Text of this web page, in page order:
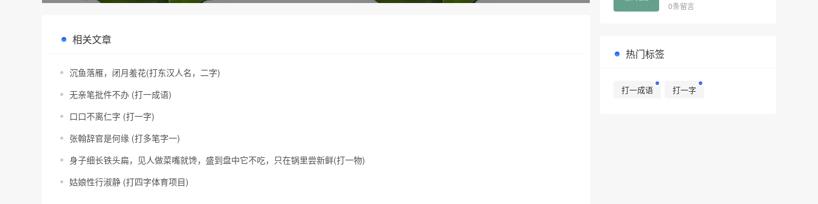
相关文章
沉鱼落雁，闭月羞花(打东汉人名，二字)
无亲笔批件不办 (打一成语)
口口不离仁字 (打一字)
张翰辞官是何缘 (打多笔字一)
身子细长铁头扁，见人做菜嘴就馋，盛到盘中它不吃，只在锅里尝新鲜(打一物)
姑娘性行淑静 (打四字体育项目)
0条留言
热门标签
打一成语 打一字